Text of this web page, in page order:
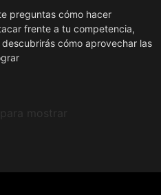
preguntas cómo hacer
frente a tu competencia,
cómo aprovechar las
mostrar